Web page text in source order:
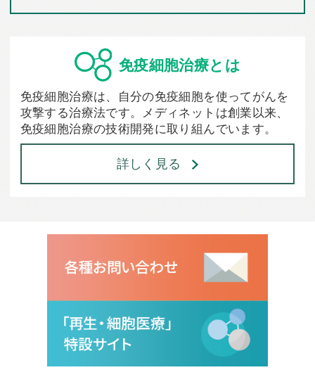
免疫細胞治療とは
免疫細胞治療は、自分の免疫細胞を使ってがんを
攻撃する治療法です。メディネットは創業以来、
免疫細胞治療の技術開発に取り組んでいます。
詳しく見る